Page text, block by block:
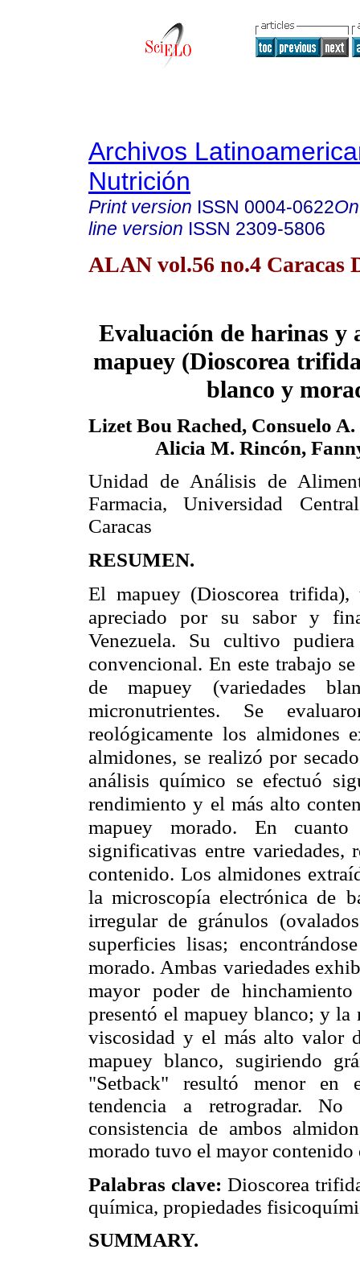
Archivos
Nutrición
Print version ISSN 0004-0622
line version ISSN 2309-5806
ALAN vol.56 no.4 Caracas
Evaluación de harinas y
mapuey (Dioscorea
blanco y
Lizet Bou Rached, Consuelo
Alicia M. Rincón,
Unidad de Análisis de
Farmacia, Universidad
Caracas
RESUMEN.
El mapuey (Dioscorea
apreciado por su sabor y
Venezuela. Su cultivo
convencional. En este trabajo
de mapuey (variedades
micronutrientes. Se
reológicamente los almidones
almidones, se realizó por
análisis químico se efectuó
rendimiento y el más alto
mapuey morado. En
significativas entre variedades,
contenido. Los almidones
la microscopía electrónica de
irregular de gránulos
superficies lisas;
morado. Ambas variedades
mayor poder de
presentó el mapuey blanco; y la
viscosidad y el más alto valor
mapuey blanco, sugiriendo
"Setback" resultó menor en
tendencia a retrogradar.
consistencia de ambos
morado tuvo el mayor contenido
Palabras clave: Dioscorea
química, propiedades
SUMMARY.